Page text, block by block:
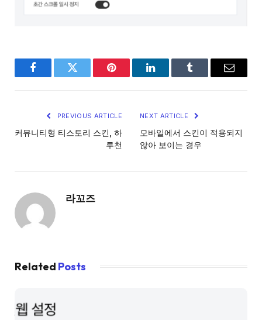
FacebookTwitter Pinterest LinkedInTumblr Email
PREVIOUS ARTICLE
커뮤니티형 티스토리 스킨, 하
루천
NEXT ARTICLE
모바일에서 스킨이 적용되지
않아 보이는 경우
라꼬즈
Related Posts